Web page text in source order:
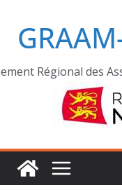
Régional des